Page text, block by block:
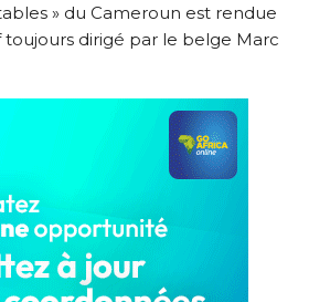
» du Cameroun est rendue
dirigé par le belge Marc